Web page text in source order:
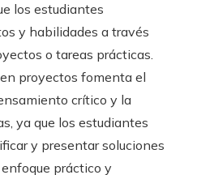
los estudiantes
y habilidades a través
o tareas prácticas.
proyectos fomenta el
crítico y la
ya que los estudiantes
y presentar soluciones
práctico y